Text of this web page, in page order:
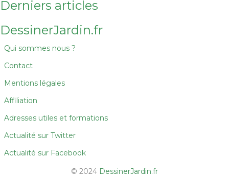
Derniers articles
DessinerJardin.fr
Qui sommes nous ?
Contact
Mentions légales
Affiliation
Adresses utiles et formations
Actualité sur Twitter
Actualité sur Facebook
© 2024 DessinerJardin.fr